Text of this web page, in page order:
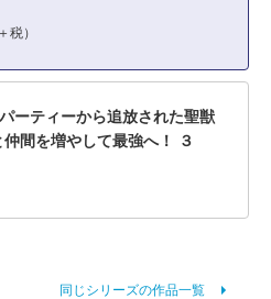
税）
ーティーから追放された聖獣
間を増やして最強へ！ ３
同じシリーズの作品一覧